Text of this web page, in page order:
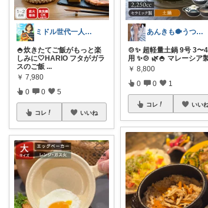
ミドル世代一人暮らし応援隊
🍚炊きたてご飯がもっと楽
しみに🤍HARIO フタがガラ
スのご飯 ...
￥ 7,980
0 0 5
コレ いいね
あんきも🐡うつわ好き/10日購入感謝
🍲✨ 超軽量土鍋 9号 3〜
用 ✨🍲 🌿🍚 マレーシア
￥ 8,800
0 0 1
コレ いい